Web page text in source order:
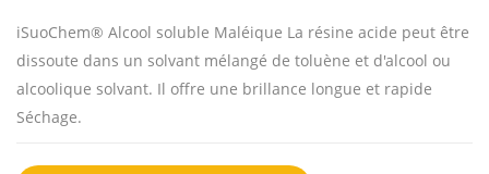
iSuoChem® Alcool soluble Maléique La résine acide peut être
dissoute dans un solvant mélangé de toluène et d'alcool ou
alcoolique solvant. Il offre une brillance longue et rapide
Séchage.